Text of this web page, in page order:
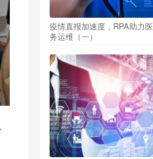
疫情直报加速度，RPA助力
务运维（一）